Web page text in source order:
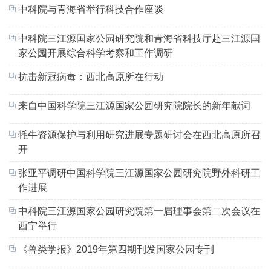
中科院与青海省举行科技合作座谈
中科院三江源国家公园研究院和青海省科技厅赴三江源国
家公园开展综合科学考察和工作调研
抗击新冠病毒：西北高原所在行动
来自中国科学院三江源国家公园研究院院长的新年献词
牦牛资源保护与利用研究进展专题研讨会在西北高原所召
开
张亚平调研中国科学院三江源国家公园研究院野外科研工
作进展
中科院三江源国家公园研究院第一届理事会第二次会议在
西宁举行
《兽类学报》2019年第四期刊发国家公园专刊